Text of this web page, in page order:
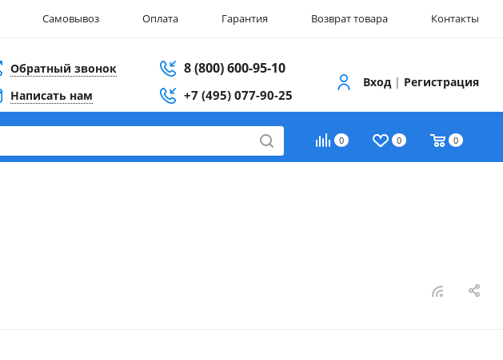
Самовывоз Оплата Гарантия Возврат товара Контакты
Обратный звонок
Написать нам
8 (800) 600-95-10
+7 (495) 077-90-25
Вход | Регистрация
0 0 0